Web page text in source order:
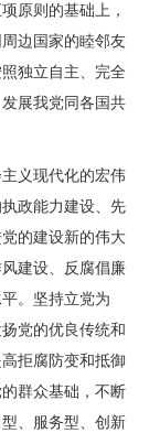
原则的基础上，
边国家的睦邻友
独立自主、完全
展我党同各国共
义现代化的宏伟
政能力建设、先
的建设新的伟大
建设、反腐倡廉
。坚持立党为
党的优良传统和
拒腐防变和抵御
群众基础，不断
、服务型、创新